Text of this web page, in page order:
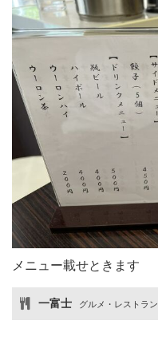
メニュー載せときます
一富士 グルメ・レストラン